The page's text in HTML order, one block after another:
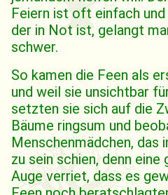
Feiern ist oft einfach
der in Not ist, gelangt
schwer.
So kamen die Feen als
und weil sie unsichtbar
setzten sie sich auf die
Bäume ringsum und
Menschenmädchen, das
zu sein schien, denn eine
Auge verriet, dass es